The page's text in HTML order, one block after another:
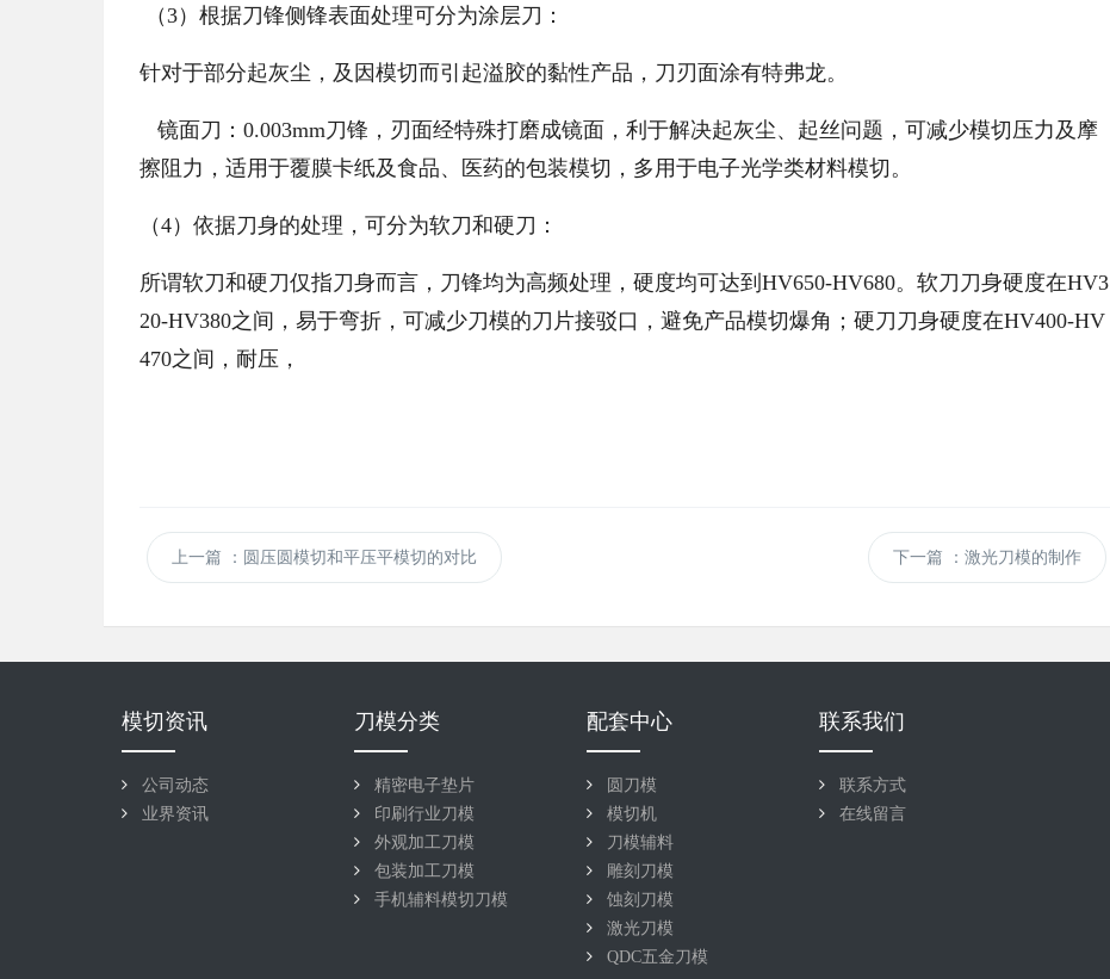
（3）根据刀锋侧锋表面处理可分为涂层刀：
针对于部分起灰尘，及因模切而引起溢胶的黏性产品，刀刃面涂有特弗龙。
镜面刀：0.003mm刀锋，刃面经特殊打磨成镜面，利于解决起灰尘、起丝问题，可减少模切压力及摩
擦阻力，适用于覆膜卡纸及食品、医药的包装模切，多用于电子光学类材料模切。
（4）依据刀身的处理，可分为软刀和硬刀：
所谓软刀和硬刀仅指刀身而言，刀锋均为高频处理，硬度均可达到HV650-HV680。软刀刀身硬度在HV3
20-HV380之间，易于弯折，可减少刀模的刀片接驳口，避免产品模切爆角；硬刀刀身硬度在HV400-HV
470之间，耐压，
上一篇 ：圆压圆模切和平压平模切的对比 下一篇 ：激光刀模的制作
模切资讯
公司动态
业界资讯
刀模分类
精密电子垫片
印刷行业刀模
外观加工刀模
包装加工刀模
手机辅料模切刀模
配套中心
圆刀模
模切机
刀模辅料
雕刻刀模
蚀刻刀模
激光刀模
QDC五金刀模
联系我们
联系方式
在线留言